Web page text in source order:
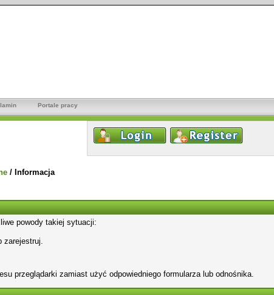
Portale pracy
/ Informacja
powody takiej sytuacji:
zarejestruj.
przeglądarki zamiast użyć odpowiedniego formularza lub odnośnika.